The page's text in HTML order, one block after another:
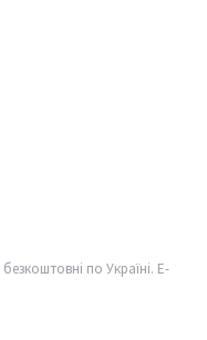
по Україні. E-